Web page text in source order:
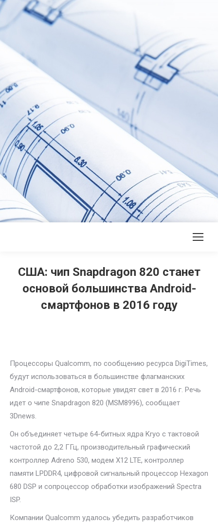
США: чип Snapdragon 820 станет
основой большинства Android-
смартфонов в 2016 году
Процессоры Qualcomm, по сообщению ресурса DigiTimes,
будут использоваться в большинстве флагманских
Android-смартфонов, которые увидят свет в 2016 г. Речь
идет о чипе Snapdragon 820 (MSM8996), сообщает
3Dnews.
Он объединяет четыре 64-битных ядра Kryo с тактовой
частотой до 2,2 ГГц, производительный графический
контроллер Adreno 530, модем X12 LTE, контроллер
памяти LPDDR4, цифровой сигнальный процессор Hexagon
680 DSP и сопроцессор обработки изображений Spectra
ISP.
Компании Qualcomm удалось убедить разработчиков